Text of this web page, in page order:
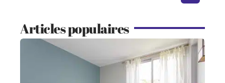
Articles populaires